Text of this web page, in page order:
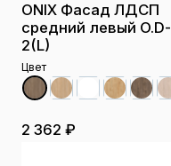
ONIX Фасад ЛДСП
средний левый O.D-
2(L)
Цвет
2 362 ₽